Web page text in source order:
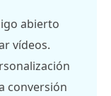
abierto
vídeos.
conversión